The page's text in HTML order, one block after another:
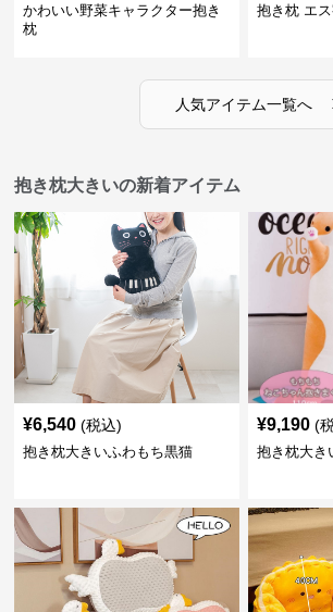
かわいい野菜キャラクター抱き
枕
抱き枕 エ
人気アイテム一覧へ
抱き枕大きいの新着アイテム
¥6,540 (税込)
抱き枕大きいふわもち黒猫
¥9,190 (
抱き枕大き